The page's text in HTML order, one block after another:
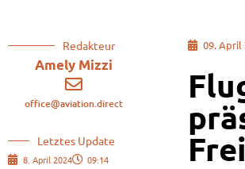
Redakteur
Amely Mizzi
office@aviation.direct
Letztes Update
8. April 2024 09:14
09. April